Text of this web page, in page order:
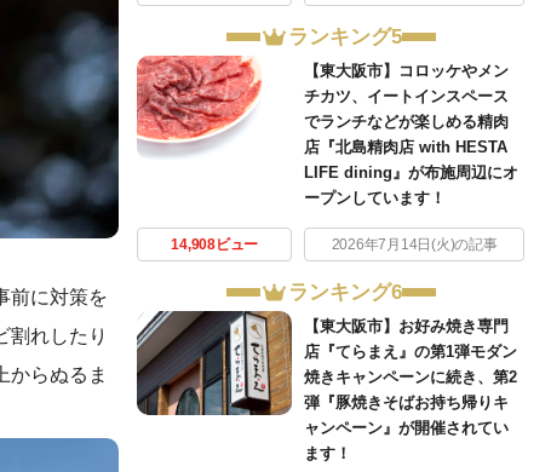
前に対策を
割れしたり
からぬるま
ランキング5
【東大阪市】コロッケやメン
チカツ、イートインスペース
でランチなどが楽しめる精肉
店『北島精肉店 with HESTA
LIFE dining』が布施周辺にオ
ープンしています！
14,908ビュー 2026年7月14日(火)の記事
ランキング6
【東大阪市】お好み焼き専門
店『てらまえ』の第1弾モダン
焼きキャンペーンに続き、第2
弾『豚焼きそばお持ち帰りキ
ャンペーン』が開催されてい
ます！